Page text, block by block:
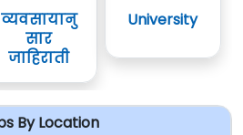
व्यवसायानु
सार
जाहिराती
University
By Location